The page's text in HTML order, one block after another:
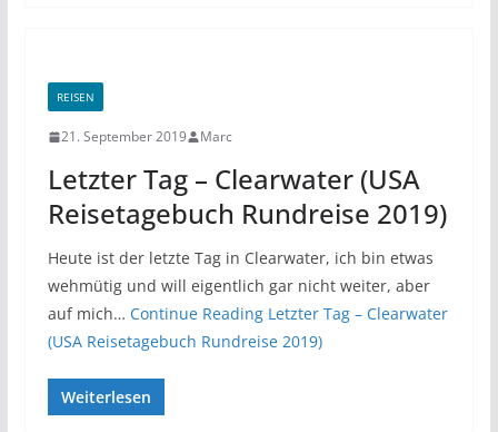
REISEN
21. September 2019 Marc
Letzter Tag – Clearwater (USA
Reisetagebuch Rundreise 2019)
Heute ist der letzte Tag in Clearwater, ich bin etwas
wehmütig und will eigentlich gar nicht weiter, aber
auf mich… Continue ReadingLetzter Tag – Clearwater
(USA Reisetagebuch Rundreise 2019)
Weiterlesen